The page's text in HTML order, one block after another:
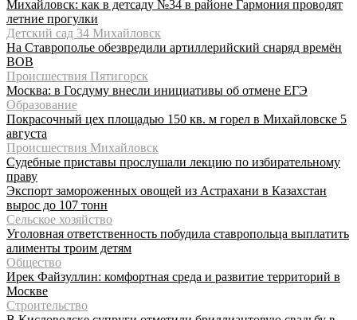
Михайловск: как в детсаду №34 в районе Гармония проводят
летние прогулки
Детский сад 34 Михайловск
На Ставрополье обезвредили артиллерийский снаряд времён
ВОВ
Происшествия Пятигорск
Москва: в Госдуму внесли инициативы об отмене ЕГЭ
Образование
Покрасочный цех площадью 150 кв. м горел в Михайловске 5
августа
Происшествия Михайловск
Судебные приставы прослушали лекцию по избирательному
праву
Экспорт замороженных овощей из Астрахани в Казахстан
вырос до 107 тонн
Сельское хозяйство
Уголовная ответственность побудила ставропольца выплатить
алименты троим детям
Общество
Ирек Файзуллин: комфортная среда и развитие территорий в
Москве
Строительство